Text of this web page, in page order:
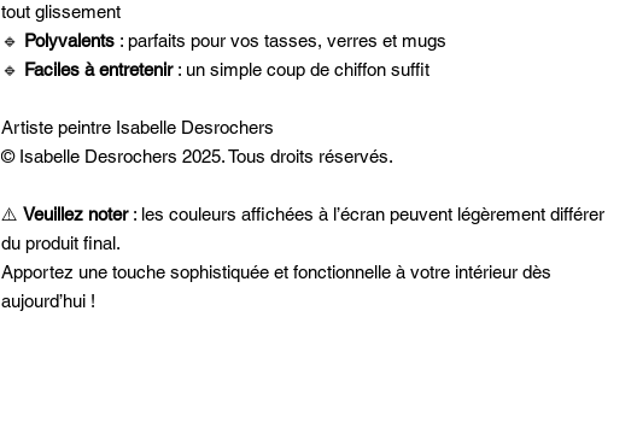
tout glissement
🔹 Polyvalents : parfaits pour vos tasses, verres et mugs
🔹 Faciles à entretenir: un simple coup de chiffon suffit
Artiste peintre Isabelle Desrochers
© Isabelle Desrochers 2025. Tous droits réservés.
⚠️ Veuillez noter: les couleurs affichées à l’écran peuvent légèrement différer
du produit final.
Apportez une touche sophistiquée et fonctionnelle à votre intérieur dès
aujourd’hui !